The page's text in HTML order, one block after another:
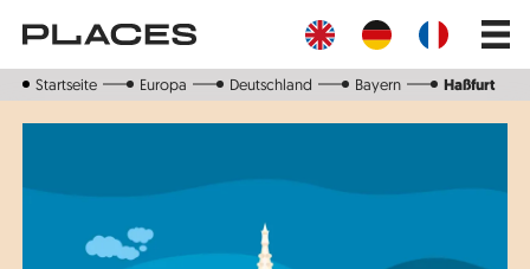
zum
Inhalt
Main
Startseite Europa Deutschland Bayern Haßfurt